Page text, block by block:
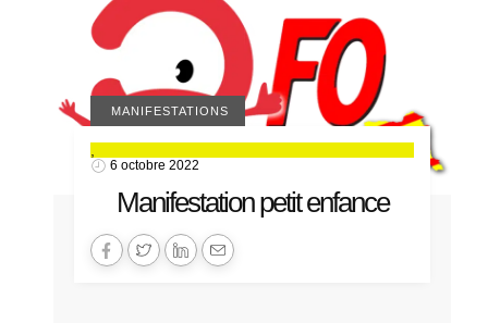
ACTUALITÉS 66
MANIFESTATIONS
6 octobre 2022
Manifestation petit enfance